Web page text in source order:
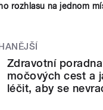
rozhlasu na jednom
Zdravotní
močových cest a
léčit, aby se